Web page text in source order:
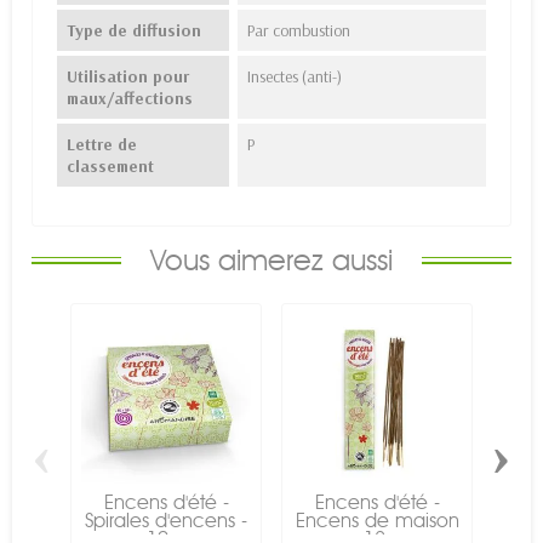
Type de diffusion Par combustion
Utilisation pour
maux/affections
Insectes (anti-)
Lettre de
classement
P
Vous aimerez aussi
Encens d'été -
Spirales d'encens -
Encens d'été -
Encens de maison
‹ ›